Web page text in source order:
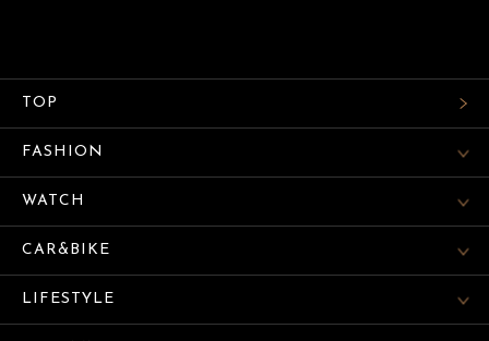
TOP
FASHION
WATCH
CAR&BIKE
LIFESTYLE